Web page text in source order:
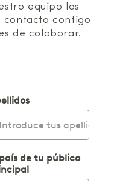
equipo las
contacto contigo
de colaborar.
de tu público